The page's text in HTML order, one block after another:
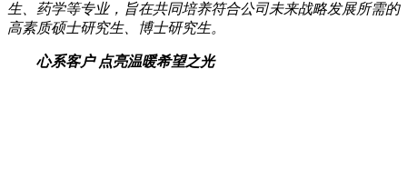
生、药学等专业，旨在共同培养符合公司未来战略发展所需的
高素质硕士研究生、博士研究生。
心系客户 点亮温暖希望之光